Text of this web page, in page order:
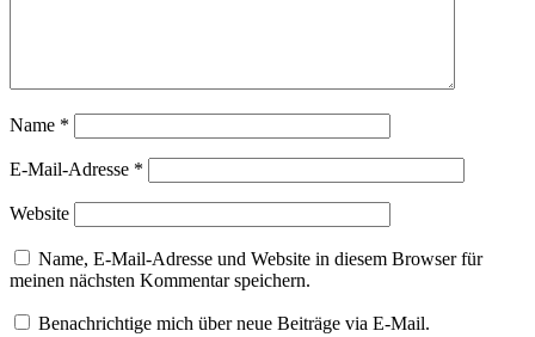
Name *
E-Mail-Adresse *
Website
Name, E-Mail-Adresse und Website in diesem Browser für
meinen nächsten Kommentar speichern.
Benachrichtige mich über neue Beiträge via E-Mail.